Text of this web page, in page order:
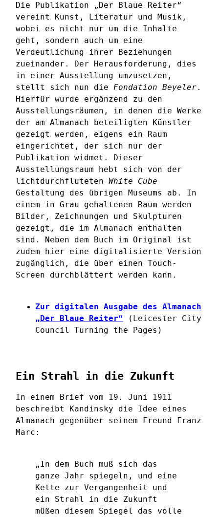
Die Publikation „Der Blaue Reiter“
vereint Kunst, Literatur und Musik,
wobei es nicht nur um die Inhalte
geht, sondern auch um eine
Verdeutlichung ihrer Beziehungen
zueinander. Der Herausforderung, dies
in einer Ausstellung umzusetzen,
stellt sich nun die Fondation Beyeler.
Hierfür wurde ergänzend zu den
Ausstellungsräumen, in denen die Werke
der am Almanach beteiligten Künstler
gezeigt werden, eigens ein Raum
eingerichtet, der sich nur der
Publikation widmet. Dieser
Ausstellungsraum hebt sich von der
lichtdurchfluteten White Cube
Gestaltung des übrigen Museums ab. In
einem in Grau gehaltenen Raum werden
Bilder, Zeichnungen und Skulpturen
gezeigt, die im Almanach enthalten
sind. Neben dem Buch im Original ist
zudem hier eine digitalisierte Version
zugänglich, die über einen Touch-
Screen durchblättert werden kann.
Zur digitalen Ausgabe des Almanach
„Der Blaue Reiter“ (Leicester City
Council Turning the Pages)
Ein Strahl in die Zukunft
In einem Brief vom 19. Juni 1911
beschreibt Kandinsky die Idee eines
Almanach gegenüber seinem Freund Franz
Marc:
„In dem Buch muß sich das
ganze Jahr spiegeln, und eine
Kette zur Vergangenheit und
ein Strahl in die Zukunft
müßen diesem Spiegel das volle